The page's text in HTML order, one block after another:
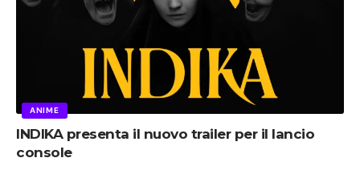
ANIME
INDIKA presenta il nuovo trailer per il lancio
console